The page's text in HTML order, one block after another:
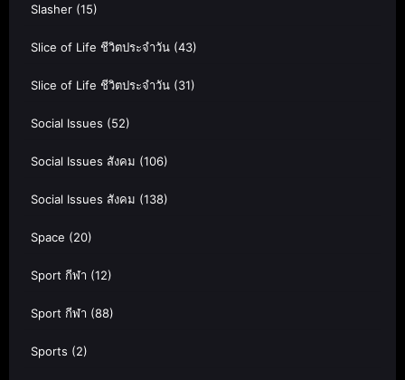
Slasher (15)
Slice of Life ชีวิตประจำวัน (43)
Slice of Life ชีวิตประจำวัน (31)
Social Issues (52)
Social Issues สังคม (106)
Social Issues สังคม (138)
Space (20)
Sport กีฬา (12)
Sport กีฬา (88)
Sports (2)